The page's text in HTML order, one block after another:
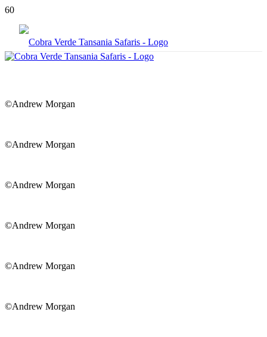
©Andrew Morgan
©Andrew Morgan
©Andrew Morgan
©Andrew Morgan
©Andrew Morgan
©Andrew Morgan